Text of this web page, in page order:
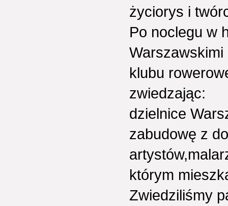
życiorys i
Po noclegu w
klubu
zwiedzając:
dzielnice
zabudowę z
którym
Zwiedziliśmy